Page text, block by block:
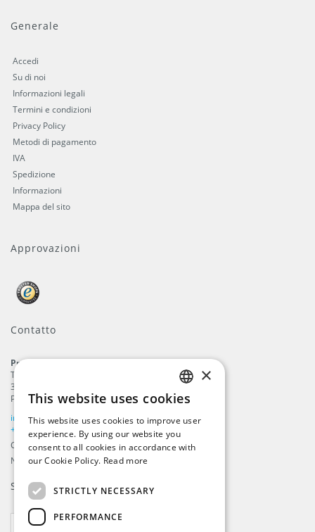
Generale
Accedi
Su di noi
Informazioni legali
Termini e condizioni
Privacy Policy
Metodi di pagamento
IVA
Spedizione
Informazioni
Mappa del sito
Approvazioni
Contatto
ProFlags B.V.
Tilbury 8
3897 AC
Paesi Bassi
info@beachflags.com
+31 (0) 85 401 4648
Camera di Commercio: 92559840
Numero IVA: NL866099657B01
Si iscrivi alla nostraNewsletter
ENGLISH
DUTCH
GERMAN
×
This website uses cookies
This website uses cookies to improve user
experience. By using our website you
consent to all cookies in accordance with
our Cookie Policy. Read more
STRICTLY NECESSARY
PERFORMANCE